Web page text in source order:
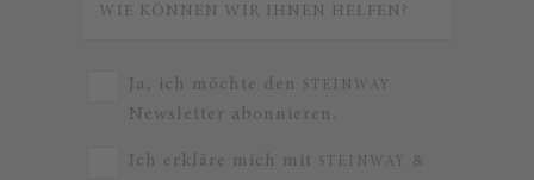
Ja, ich möchte den STEINWAY
Newsletter abonnieren.
Ich erkläre mich mit STEINWAY &